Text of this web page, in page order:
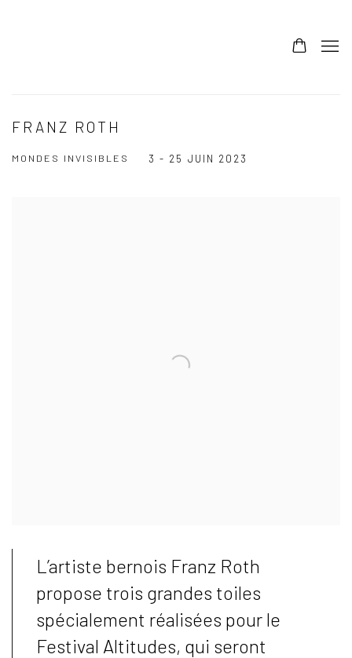
FRANZ ROTH
MONDES INVISIBLES 3 - 25 JUIN 2023
L’artiste bernois Franz Roth
propose trois grandes toiles
spécialement réalisées pour le
Festival Altitudes, qui seront